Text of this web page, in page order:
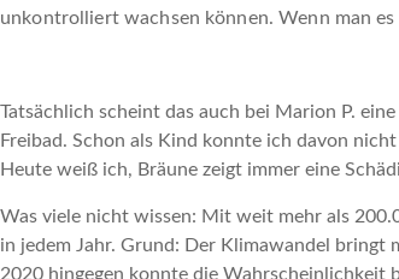
unkontrolliert wachsen können. Wenn man
Tatsächlich scheint das auch bei Marion P.
Freibad. Schon als Kind konnte ich davon
Heute weiß ich, Bräune zeigt immer eine
Was viele nicht wissen: Mit weit mehr als
in jedem Jahr. Grund: Der Klimawandel bringt
2020 hingegen konnte die Wahrscheinlichkeit